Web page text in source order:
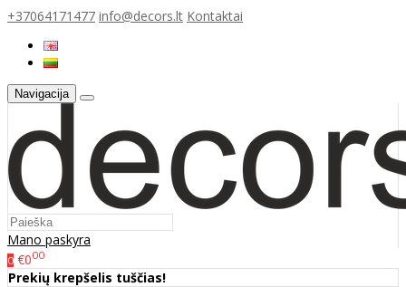
+37064171477 info@decors.lt Kontaktai
Navigacija
Mano paskyra
0 €000
Prekių krepšelis tuščias!